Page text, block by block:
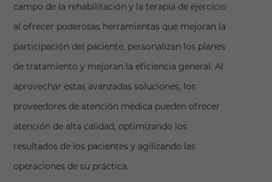
campo de la rehabilitación y la terapia de ejercicio
al ofrecer poderosas herramientas que mejoran la
participación del paciente, personalizan los planes
de tratamiento y mejoran la eficiencia general. Al
aprovechar estas avanzadas soluciones, los
proveedores de atención médica pueden ofrecer
atención de alta calidad, optimizando los
resultados de los pacientes y agilizando las
operaciones de su práctica.